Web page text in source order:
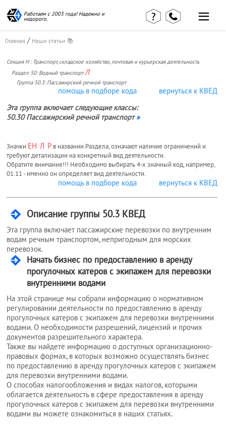
Работаем с 2003 года! Надежно и
недорого.
Главная / Наши статьи 📚
Секция H : Транспорт, складское хозяйство, почтовая и курьерская деятельность
Раздел 50: Водный транспортЛ
Группа 50.3: Пассажирский речной транспорт
помощь в подборе кода
вернуться к КВЕД
Эта группа включает следующие классы:
50.30 Пассажирский речной транспорт»
Значки ЕН Л Р в названии Раздела, означают наличие ограничений и
требуют детализации на конкретный вид деятельности.
Обратите внимание!!! Необходимо выбирать 4-х значный код, например,
01.11 - именно он определяет вид деятельности.
помощь в подборе кода вернуться к КВЕД
Описание группы 50.3 КВЕД
Эта группа включает пассажирские перевозки по внутренним
водам речным транспортом, непригодным для морских
перевозок.
Начать бизнес по предоставлению в аренду
прогулочных катеров с экипажем для перевозки
внутренними водами
На этой странице мы собрали информацию о нормативном
регулировании деятельности по предоставлению в аренду
прогулочных катеров с экипажем для перевозки внутренними
водами. О необходимости разрешений, лицензий и прочих
документов разрешительного характера.
Также вы найдете информацию о доступных организационно-
правовых формах, в которых возможно осуществлять бизнес
по предоставлению в аренду прогулочных катеров с экипажем
для перевозки внутренними водами.
О способах налогообложения и видах налогов, которыми
облагается деятельность в сфере предоставления в аренду
прогулочных катеров с экипажем для перевозки внутренними
водами вы можете ознакомиться в наших статьях.
Главная
страница
Отзывы
клиентов
Вакансии
Наши статьи
КВЭД в
деталях
Наши
Калькулятор
услуги
бухгалтера
Услуги
юриста
Услуги
регистратора
Кадровый
аутсорсинг
Лицензии
и
разрешения